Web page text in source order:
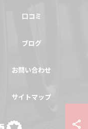
口コミ
ブログ
お問い合わせ
サイトマップ